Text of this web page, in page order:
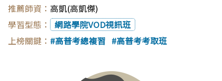
高凱(高凱傑)
網路學院VOD視訊班
高普考總複習
高普考考取班